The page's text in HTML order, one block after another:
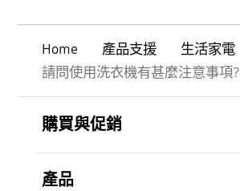
Home 產品支援
生活家電
請問使用洗衣機有甚麼注意事項?
購買與促銷
產品